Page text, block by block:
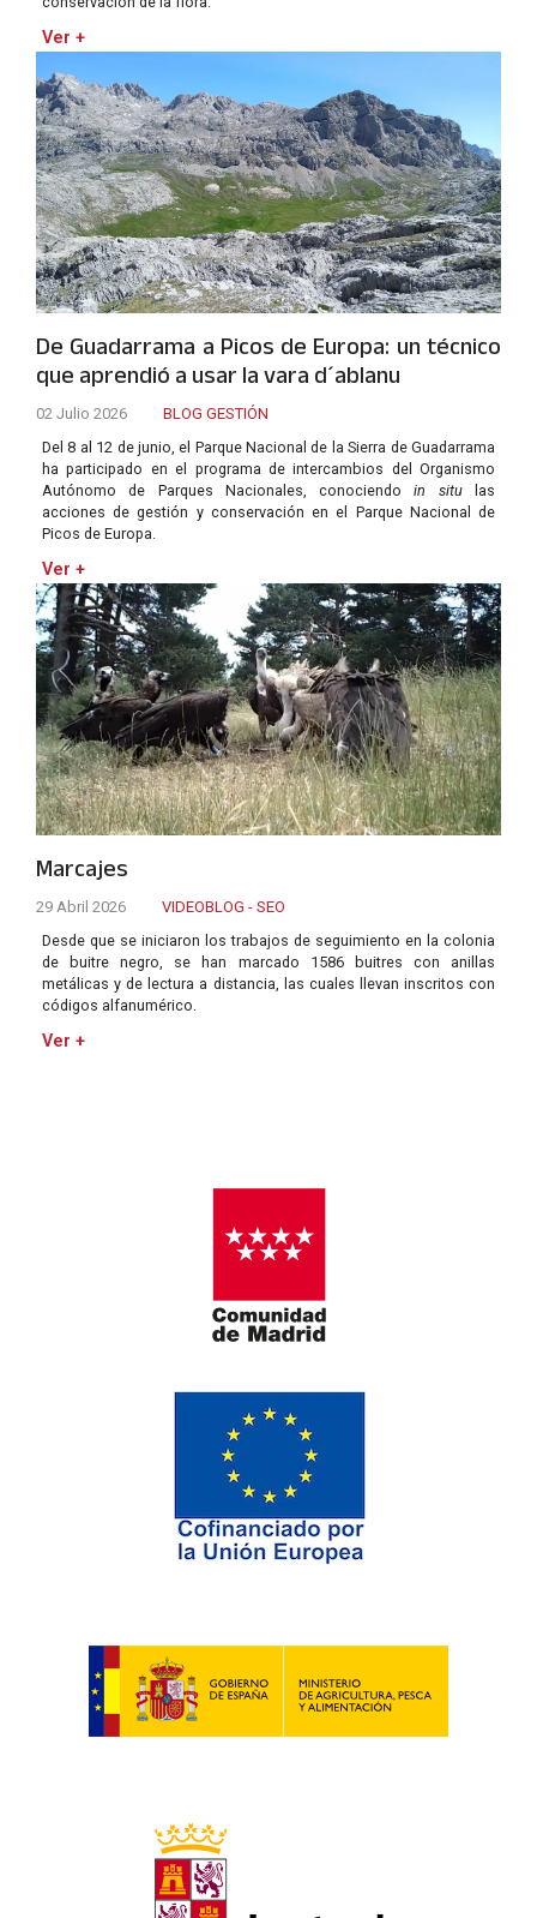
Ver +
De Guadarrama a Picos de Europa: un técnico
que aprendió a usar la vara d´ablanu
02 Julio 2026
BLOG GESTIÓN
Del 8 al 12 de junio, el Parque Nacional de la Sierra de Guadarrama
ha participado en el programa de intercambios del Organismo
Autónomo de Parques Nacionales, conociendoin situlas
acciones de gestión y conservación en el Parque Nacional de
Picos de Europa.
Ver +
Marcajes
29 Abril 2026
VIDEOBLOG - SEO
Desde que se iniciaron los trabajos de seguimiento en la colonia
de buitre negro, se han marcado 1586 buitres con anillas
metálicas y de lectura a distancia, las cuales llevan inscritos con
códigos alfanumérico.
Ver +